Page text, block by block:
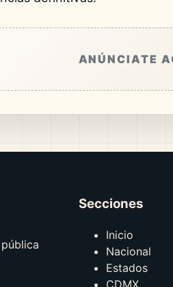
ANÚNCIATE
Secciones
Inicio
Nacional
Estados
CDMX